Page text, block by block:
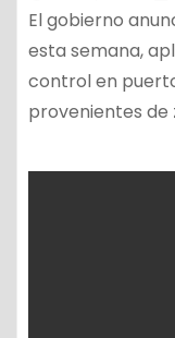
El gobierno
esta semana,
control en
provenientes de